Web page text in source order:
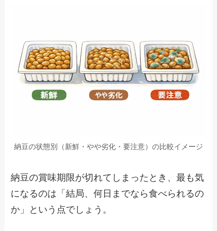
納豆の状態別（新鮮・やや劣化・要注意）の比較イメージ
納豆の賞味期限が切れてしまったとき、最も気
になるのは「結局、何日までなら食べられるの
か」という点でしょう。